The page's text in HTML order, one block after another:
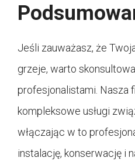
Jeśli zauważasz, że
grzeje, warto
profesjonalistami. Nasza
kompleksowe usługi
włączając w to
instalację, konserwację i